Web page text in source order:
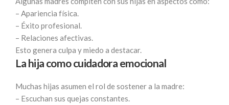
– Apariencia física.
– Éxito profesional.
– Relaciones afectivas.
Esto genera culpa y miedo a destacar.
La hija como cuidadora emocional
Muchas hijas asumen el rol de sostener a la madre:
– Escuchan sus quejas constantes.